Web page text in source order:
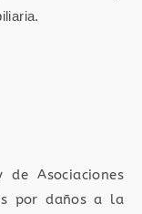
Asociaciones
por daños a la